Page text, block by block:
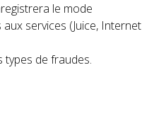
le mode
services (Juice, Internet
types de fraudes.